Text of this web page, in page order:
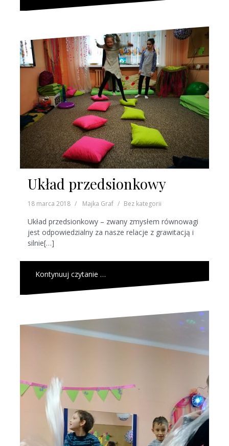
Układ przedsionkowy
18 marca 2018 Majka Graf Bez kategorii
Układ przedsionkowy – zwany zmysłem równowagi
jest odpowiedzialny za nasze relacje z grawitacją i
silnie[…]
Kontynuuj czytanie …